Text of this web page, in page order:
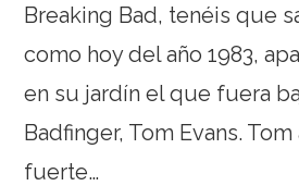
Breaking Bad, tenéis que
como hoy del año 1983,
en su jardín el que fuera
Badfinger, Tom Evans.
fuerte…